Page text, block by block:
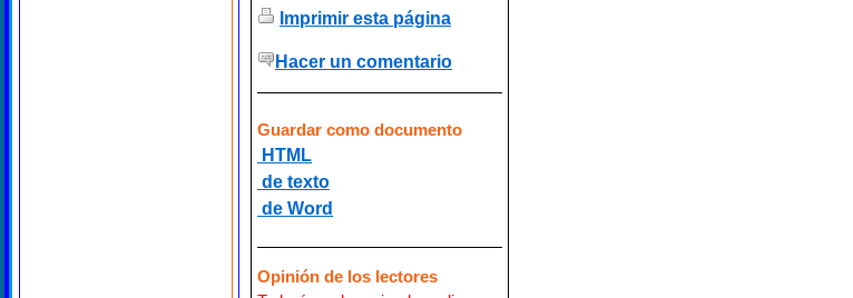
Imprimir esta página
Hacer un comentario
Guardar como documento
HTML
de texto
de Word
Opinión de los lectores